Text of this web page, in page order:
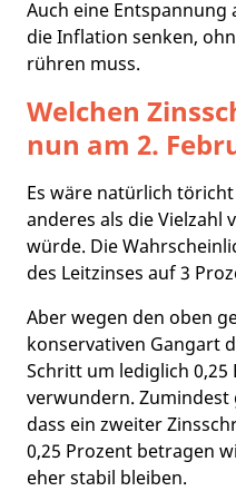
Auch eine
die Inflation senken,
rühren muss.
Welchen
nun am 2.
Es wäre natürlich
anderes als die Vielzahl
würde. Die
des Leitzinses auf 3
Aber wegen den oben
konservativen Gangart
Schritt um lediglich
verwundern. Zumindest
dass ein zweiter
0,25 Prozent betragen
eher stabil bleiben.